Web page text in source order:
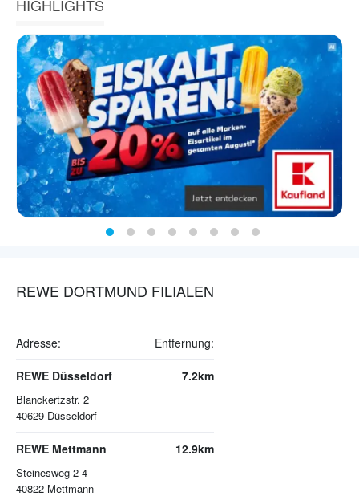
HIGHLIGHTS
REWE DORTMUND FILIALEN
Adresse: Entfernung:
REWE Düsseldorf
Blanckertzstr. 2
40629 Düsseldorf
7.2km
REWE Mettmann
Steinesweg 2-4
40822 Mettmann
12.9km